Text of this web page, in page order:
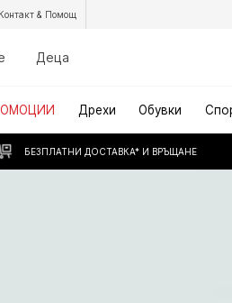
Контакт & Помощ
Деца
Дрехи Обувки
БЕЗПЛАТНИ ДОСТАВКА* И ВРЪЩАНЕ